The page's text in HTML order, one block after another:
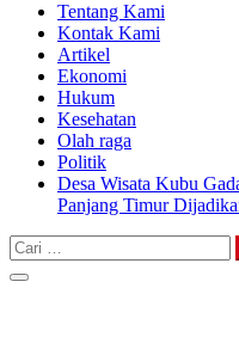
Tentang Kami
Kontak Kami
Artikel
Ekonomi
Hukum
Kesehatan
Olah raga
Politik
Desa Wisata Kubu
Panjang Timur
Cari
untuk: